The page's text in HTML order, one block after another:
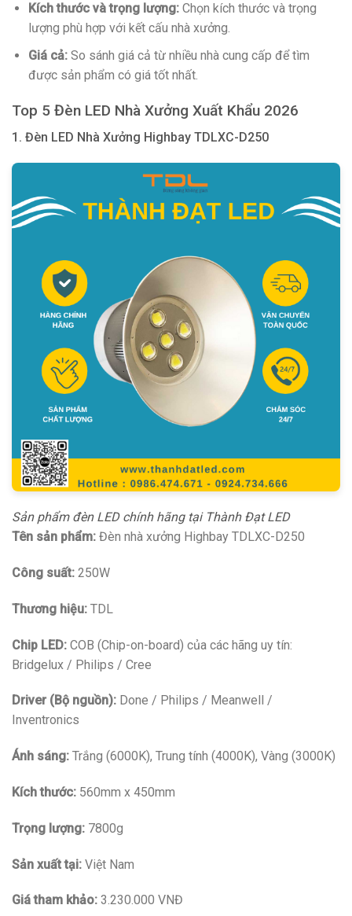
Kích thước và trọng lượng:Chọn kích thước và trọng
lượng phù hợp với kết cấu nhà xưởng.
Giá cả:So sánh giá cả từ nhiều nhà cung cấp để tìm
được sản phẩm có giá tốt nhất.
Top 5 Đèn LED Nhà Xưởng Xuất Khẩu 2026
1. Đèn LED Nhà Xưởng Highbay TDLXC-D250
Sản phẩm đèn LED chính hãng tại Thành Đạt LED
Tên sản phẩm: Đèn nhà xưởng Highbay TDLXC-D250
Công suất: 250W
Thương hiệu: TDL
Chip LED: COB (Chip-on-board) của các hãng uy tín:
Bridgelux / Philips / Cree
Driver (Bộ nguồn): Done / Philips / Meanwell /
Inventronics
Ánh sáng: Trắng (6000K), Trung tính (4000K), Vàng (3000K)
Kích thước: 560mm x 450mm
Trọng lượng: 7800g
Sản xuất tại: Việt Nam
Giá tham khảo: 3.230.000 VNĐ